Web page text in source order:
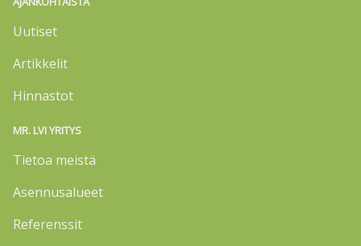
Uutiset
Artikkelit
Hinnastot
MR. LVI YRITYS
Tietoa meistä
Asennusalueet
Referenssit